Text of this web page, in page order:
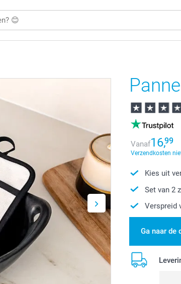
Vanaf16,99
Verzendkosten
Kies uit
Set van 2
Verspreid
Ga naar de